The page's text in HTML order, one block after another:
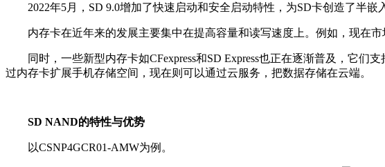
2022年5月，SD 9.0增加了快速启动和安全启动特性，为SD卡创造了半嵌
内存卡在近年来的发展主要集中在提高容量和读写速度上。例如，现在市
同时，一些新型内存卡如CFexpress和SD Express也正在逐渐普及，它们
过内存卡扩展手机存储空间，现在则可以通过云服务，把数据存储在云端。
SD NAND的特性与优势
以CSNP4GCR01-AMW为例。